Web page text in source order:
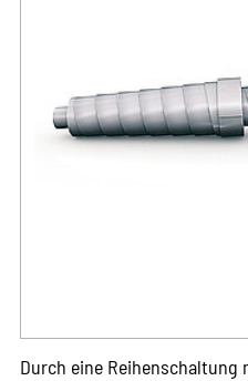
Durch eine Reihenschaltung